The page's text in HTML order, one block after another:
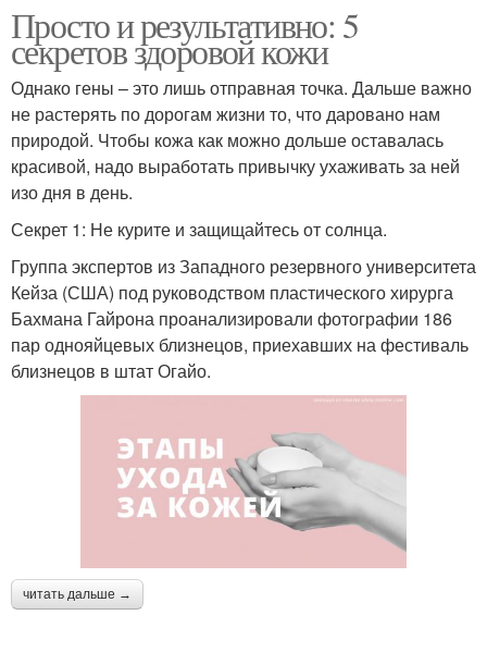
Просто и результативно: 5
секретов здоровой кожи
Однако гены – это лишь отправная точка. Дальше важно
не растерять по дорогам жизни то, что даровано нам
природой. Чтобы кожа как можно дольше оставалась
красивой, надо выработать привычку ухаживать за ней
изо дня в день.
Секрет 1: Не курите и защищайтесь от солнца.
Группа экспертов из Западного резервного университета
Кейза (США) под руководством пластического хирурга
Бахмана Гайрона проанализировали фотографии 186
пар однояйцевых близнецов, приехавших на фестиваль
близнецов в штат Огайо.
читать дальше →